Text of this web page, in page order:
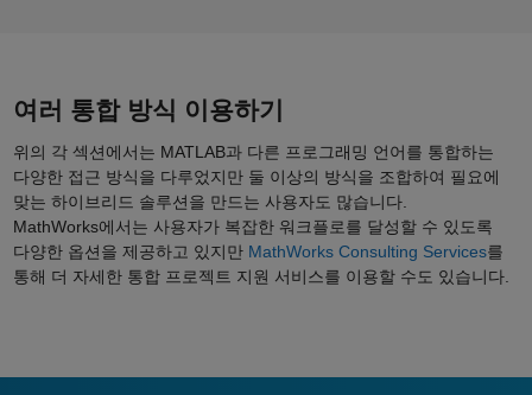
여러 통합 방식 이용하기
위의 각 섹션에서는 MATLAB과 다른 프로그래밍 언어를 통합하는
다양한 접근 방식을 다루었지만 둘 이상의 방식을 조합하여 필요에
맞는 하이브리드 솔루션을 만드는 사용자도 많습니다.
MathWorks에서는 사용자가 복잡한 워크플로를 달성할 수 있도록
다양한 옵션을 제공하고 있지만 MathWorks Consulting Services를
통해 더 자세한 통합 프로젝트 지원 서비스를 이용할 수도 있습니다.